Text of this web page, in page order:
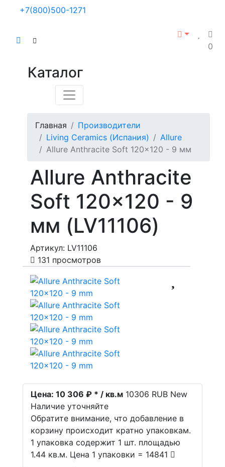
+7(800)500-1271
0
Каталог
Главная
Производители
Living Ceramics (Испания)
Allure
Allure Anthracite Soft 120x120 - 9 мм
Allure Anthracite
Soft 120x120 - 9
мм (LV11106)
Артикул: LV11106
131 просмотров
Цена: 10 306 ₽ * / кв.м 10306 RUB New
Наличие уточняйте
Обратите внимание, что добавление в
корзину происходит кратно упаковкам.
1 упаковка содержит 1 шт. площадью
1.44 кв.м. Цена 1 упаковки = 14841